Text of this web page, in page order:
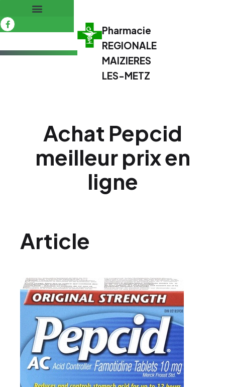
Pharmacie
REGIONALE
MAIZIERES
LES-METZ
Achat Pepcid
meilleur prix en
ligne
Article